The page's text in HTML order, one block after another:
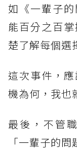
如《一輩子
能百分之百
楚了解每個選
這次事件，
機為何，我也
最後，不管
「一輩子的問